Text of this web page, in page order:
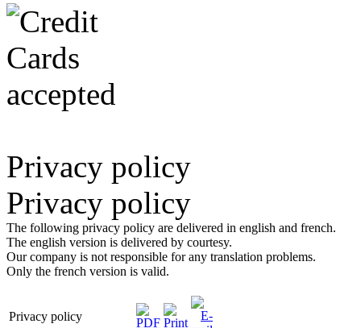
Privacy policy
Privacy policy
The following privacy policy are delivered in english and french.
The english version is delivered by courtesy.
Our company is not responsible for any translation problems.
Only the french version is valid.
Privacy policy